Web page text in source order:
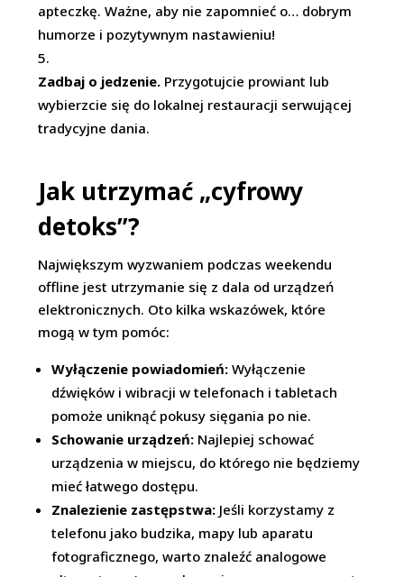
apteczkę. Ważne, aby nie zapomnieć o… dobrym
humorze i pozytywnym nastawieniu!
Zadbaj o jedzenie. Przygotujcie prowiant lub
wybierzcie się do lokalnej restauracji serwującej
tradycyjne dania.
Jak utrzymać „cyfrowy
detoks”?
Największym wyzwaniem podczas weekendu
offline jest utrzymanie się z dala od urządzeń
elektronicznych. Oto kilka wskazówek, które
mogą w tym pomóc:
Wyłączenie powiadomień: Wyłączenie
dźwięków i wibracji w telefonach i tabletach
pomoże uniknąć pokusy sięgania po nie.
Schowanie urządzeń: Najlepiej schować
urządzenia w miejscu, do którego nie będziemy
mieć łatwego dostępu.
Znalezienie zastępstwa: Jeśli korzystamy z
telefonu jako budzika, mapy lub aparatu
fotograficznego, warto znaleźć analogowe